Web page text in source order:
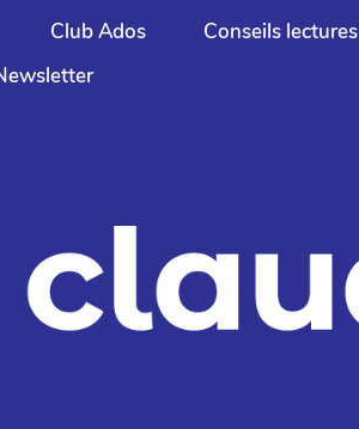
Club Ados Conseils lectures